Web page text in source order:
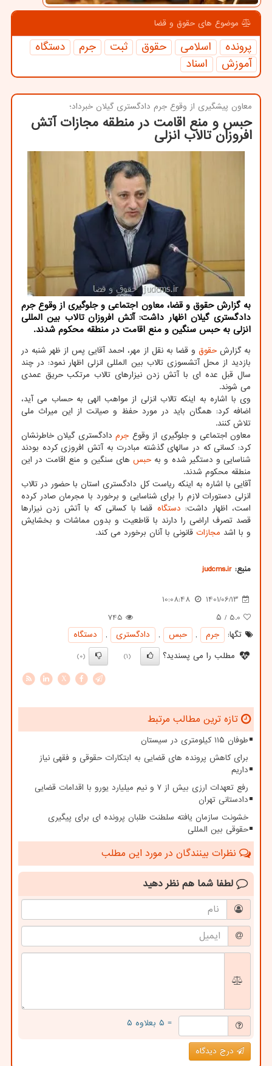
موضوع های حقوق و قضا
پرونده اسلامی حقوق ثبت جرم
دستگاه
آموزش
اسناد
معاون پیشگیری از وقوع جرم دادگستری گیلان خبرداد؛
حبس و منع اقامت در منطقه مجازات آتش
افروزان تالاب انزلی
به گزارش حقوق و قضا، معاون اجتماعی و جلوگیری از وقوع جرم
دادگستری گیلان اظهار داشت: آتش افروزان تالاب بین المللی
انزلی به حبس سنگین و منع اقامت در منطقه محکوم شدند.
به گزارشحقوق و قضا به نقل از مهر، احمد آقایی پس از ظهر شنبه در
بازدید از محل آتشسوزی تالاب بین المللی انزلی اظهار نمود: در چند
سال قبل عده ای با آتش زدن نیزارهای تالاب مرتکب حریق عمدی
می شوند.
وی با اشاره به اینکه تالاب انزلی از مواهب الهی به حساب می آید،
اضافه کرد: همگان باید در مورد حفظ و صیانت از این میراث ملی
تلاش کنند.
معاون اجتماعی و جلوگیری از وقوع جرمدادگستری گیلان خاطرنشان
کرد: کسانی که در سالهای گذشته مبادرت به آتش افروزی کرده بودند
شناسایی و دستگیر شده و به حبسهای سنگین و منع اقامت در این
منطقه محکوم شدند.
آقایی با اشاره به اینکه ریاست کل دادگستری استان با حضور در تالاب
انزلی دستورات لازم را برای شناسایی و برخورد با مجرمان صادر کرده
است، اظهار داشت: دستگاه قضا با کسانی که با آتش زدن نیزارها
قصد تصرف اراضی را دارند با قاطعیت و بدون مماشات و بخشایش
و با اشد مجازات قانونی با آنان برخورد می کند.
منبع: judcms.ir
1401/06/13
10:08:48
5.0 / ۵
745
تگها:
جرم , حبس , دادگستری ,
دستگاه
مطلب را می پسندید؟
(1)
(0)
X
تازه ترین مطالب مرتبط
طوفان ۱۱۵ کیلومتری در سیستان
برای کاهش پرونده های قضایی به ابتکارات حقوقی و فقهی نیاز
داریم
رفع تعهدات ارزی بیش از ۷ و نیم میلیارد یورو با اقدامات قضایی
دادستانی تهران
خشونت سازمان یافته سلطنت طلبان پرونده ای برای پیگیری
حقوقی بین المللی
نظرات بینندگان در مورد این مطلب
لطفا شما هم نظر دهید
= ۵ بعلاوه ۵
درج دیدگاه